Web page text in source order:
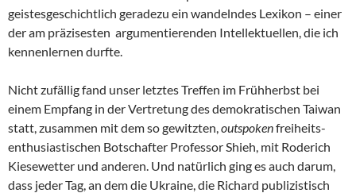
geistesgeschichtlich geradezu ein wandelndes Lexikon – einer
der am präzisesten argumentierenden Intellektuellen, die ich
kennenlernen durfte.
Nicht zufällig fand unser letztes Treffen im Frühherbst bei
einem Empfang in der Vertretung des demokratischen Taiwan
statt, zusammen mit dem so gewitzten,outspokenfreiheits-
enthusiastischen Botschafter Professor Shieh, mit Roderich
Kiesewetter und anderen. Und natürlich ging es auch darum,
dass jeder Tag, an dem die Ukraine, die Richard publizistisch